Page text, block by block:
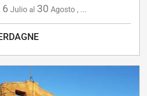
6 Julio al 30 Agosto , ...